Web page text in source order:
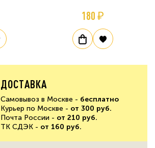
180 ₽
ДОСТАВКА
Самовывоз в Москве - бесплатно
Курьер по Москве - от 300 руб.
Почта России - от 210 руб.
ТК СДЭК - от 160 руб.